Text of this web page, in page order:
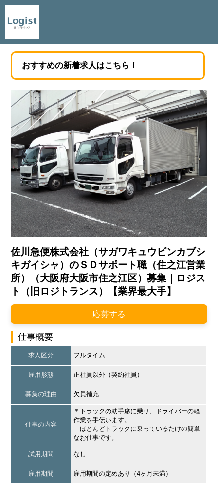
おすすめの新着求人はこちら！
佐川急便株式会社（サガワキュウビンカブシ
キガイシャ）のＳＤサポート職（住之江営業
所）（大阪府大阪市住之江区）募集｜ロジス
ト（旧ロジトランス）【業界最大手】
応募する
仕事概要
求人区分 フルタイム
雇用形態 正社員以外（契約社員）
募集の理由 欠員補充
仕事の内容
＊トラックの助手席に乗り、ドライバーの軽
作業を手伝います。
ほとんどトラックに乗っているだけの簡単
なお仕事です。
試用期間 なし
雇用期間 雇用期間の定めあり（4ヶ月未満）